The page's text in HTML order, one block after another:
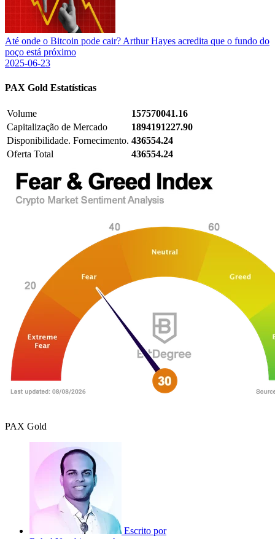
Até onde o Bitcoin pode cair? Arthur Hayes acredita que o fundo do
poço está próximo
2025-06-23
PAX Gold Estatísticas
Volume
157570041.16
Capitalização de Mercado
1894191227.90
Disponibilidade. Fornecimento. 436554.24
Oferta Total
436554.24
PAX Gold
Escrito por